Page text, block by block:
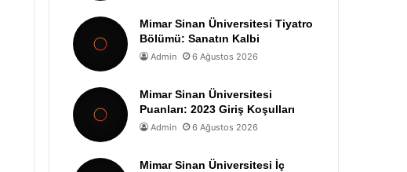
Mimar Sinan Üniversitesi Tiyatro
Bölümü: Sanatın Kalbi
Admin 6 Ağustos 2026
Mimar Sinan Üniversitesi
Puanları: 2023 Giriş Koşulları
Admin 6 Ağustos 2026
Mimar Sinan Üniversitesi İç